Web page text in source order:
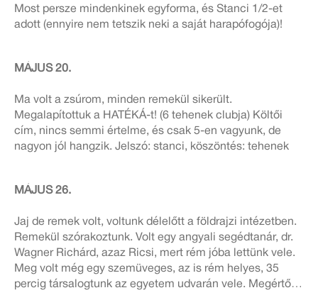
Most persze mindenkinek egyforma, és Stanci 1/2-et
adott (ennyire nem tetszik neki a saját harapófogója)!
MÁJUS 20.
Ma volt a zsúrom, minden remekül sikerült.
Megalapítottuk a HATÉKÁ-t! (6 tehenek clubja) Költői
cím, nincs semmi értelme, és csak 5-en vagyunk, de
nagyon jól hangzik. Jelszó: stanci, köszöntés: tehenek
MÁJUS 26.
Jaj de remek volt, voltunk délelőtt a földrajzi intézetben.
Remekül szórakoztunk. Volt egy angyali segédtanár, dr.
Wagner Richárd, azaz Ricsi, mert rém jóba lettünk vele.
Meg volt még egy szemüveges, az is rém helyes, 35
percig társalogtunk az egyetem udvarán vele. Megértő…